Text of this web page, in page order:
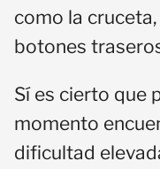
como la
botones
Sí es cierto que
momento
dificultad